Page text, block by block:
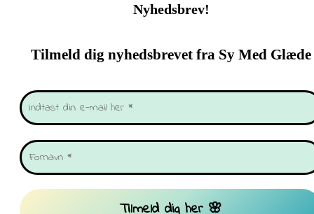
Nyhedsbrev!
Tilmeld dig nyhedsbrevet fra Sy Med Glæde